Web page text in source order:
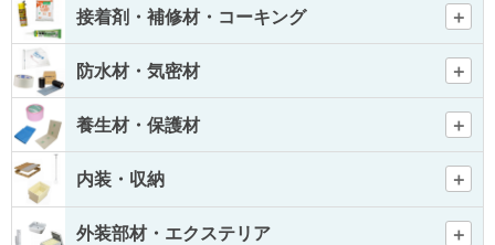
接着剤・補修材・コーキング
防水材・気密材
養生材・保護材
内装・収納
外装部材・エクステリア